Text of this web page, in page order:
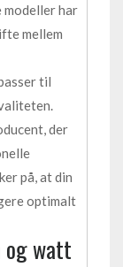
modeller har
mellem
til
der
på, at din
optimalt
og watt